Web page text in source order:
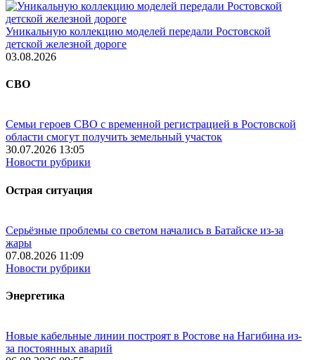
Уникальную коллекцию моделей передали Ростовской
детской железной дороге
03.08.2026
СВО
Семьи героев СВО с временной регистрацией в Ростовской
области смогут получить земельный участок
30.07.2026 13:05
Новости рубрики
Острая ситуация
Серьёзные проблемы со светом начались в Батайске из-за
жары
07.08.2026 11:09
Новости рубрики
Энергетика
Новые кабельные линии построят в Ростове на Нагибина из-
за постоянных аварий